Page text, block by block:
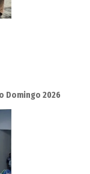
Domingo 2026